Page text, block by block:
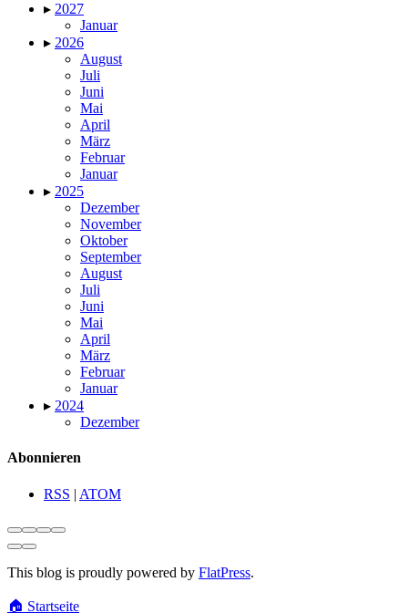
▸ 2027
Januar
▸ 2026
August
Juli
Juni
Mai
April
März
Februar
Januar
▸ 2025
Dezember
November
Oktober
September
August
Juli
Juni
Mai
April
März
Februar
Januar
▸ 2024
Dezember
Abonnieren
RSS | ATOM
This blog is proudly powered by FlatPress.
🏠 Startseite